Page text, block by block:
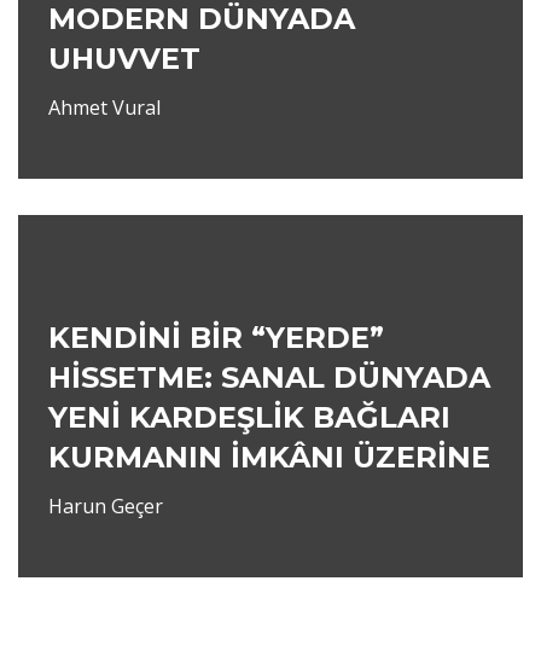
MODERN DÜNYADA
UHUVVET
Ahmet Vural
KENDİNİ BİR “YERDE”
HİSSETME: SANAL DÜNYADA
YENİ KARDEŞLİK BAĞLARI
KURMANIN İMKÂNI ÜZERİNE
Harun Geçer